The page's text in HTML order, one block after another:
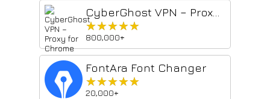
★★★★★
★★★★★
800,000+
FontAra Font Changer
★★★★★
★★★★★
20,000+